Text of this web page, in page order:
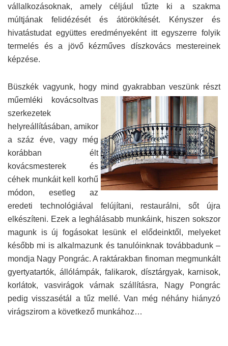
vállalkozásoknak, amely céljául tűzte ki a szakma
múltjának felidézését és átörökítését. Kényszer és
hivatástudat együttes eredményeként itt egyszerre folyik
termelés és a jövő kézműves díszkovács mestereinek
képzése.
Büszkék vagyunk, hogy mind gyakrabban veszünk részt
műemléki
kovácsoltvas
szerkezetek
helyreállításában, amikor
a száz éve, vagy még
korábban élt
kovácsmesterek és
céhek munkáit kell korhű
módon, esetleg az
eredeti technológiával felújítani, restaurálni, sőt újra
elkészíteni. Ezek a leghálásabb munkáink, hiszen sokszor
magunk is új fogásokat lesünk el elődeinktől, melyeket
később mi is alkalmazunk és tanulóinknak továbbadunk –
mondja Nagy Pongrác. A raktárakban finoman megmunkált
gyertyatartók, állólámpák, falikarok, dísztárgyak, karnisok,
korlátok, vasvirágok várnak szállításra, Nagy Pongrác
pedig visszasétál a tűz mellé. Van még néhány hiányzó
virágszirom a következő munkához…